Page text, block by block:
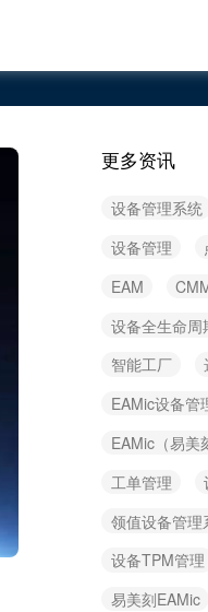
更多资讯
设备管理系统
设备管理
EAM
设备全生命周
智能工厂
EAMic设备管
EAMic（易美
工单管理
领值设备管理
设备TPM管理
易美刻EAMic